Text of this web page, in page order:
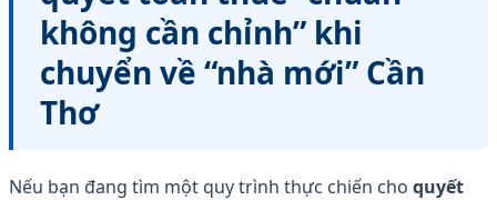
không cần chỉnh” khi
chuyển về “nhà mới” Cần
Thơ
Nếu bạn đang tìm một quy trình thực chiến cho quyết